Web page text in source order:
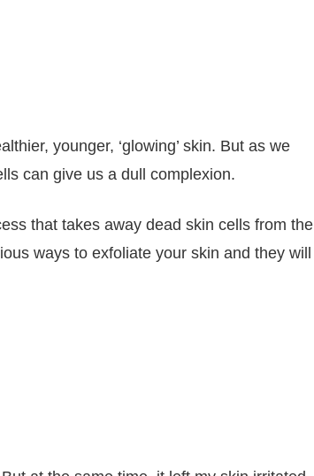
younger, ‘glowing’ skin. But as we
can give us a dull complexion.
that takes away dead skin cells from the
ways to exfoliate your skin and they will